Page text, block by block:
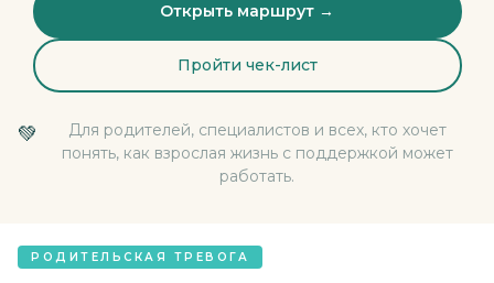
Открыть маршрут →
Пройти чек-лист
💚
Для родителей, специалистов и всех, кто хочет
понять, как взрослая жизнь с поддержкой может
работать.
РОДИТЕЛЬСКАЯ ТРЕВОГА